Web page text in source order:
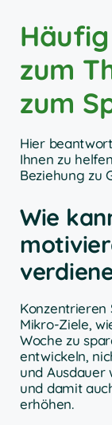
zum
zum
Hier
Ihnen zu
Beziehung zu
Wie
Konzentrieren
Mikro-Ziele,
Woche zu
entwickeln,
und Ausdauer
und damit
erhöhen.